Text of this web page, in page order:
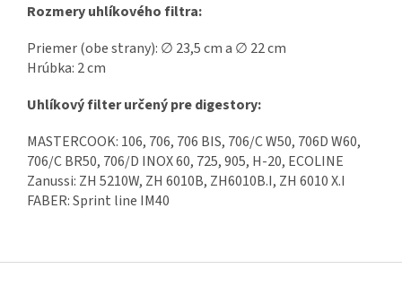
Rozmery uhlíkového filtra:
Priemer (obe strany): ∅ 23,5 cm a ∅ 22 cm
Hrúbka: 2 cm
Uhlíkový filter určený pre digestory:
MASTERCOOK: 106, 706, 706 BIS, 706/C W50, 706D W60,
706/C BR50, 706/D INOX 60, 725, 905, H-20, ECOLINE
Zanussi: ZH 5210W, ZH 6010B, ZH6010B.I, ZH 6010 X.I
FABER: Sprint line IM40